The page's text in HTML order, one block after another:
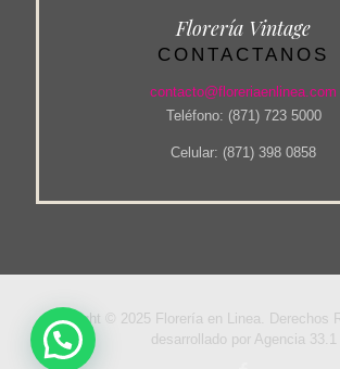
Florería Vintage
CONTACTANOS
contacto@floreriaenlinea.com
Teléfono: (871) 723 5000
Celular: (871) 398 0858
Copyright © 2025 Florería en Linea. Derechos
desarrollado por Agencia 33.1